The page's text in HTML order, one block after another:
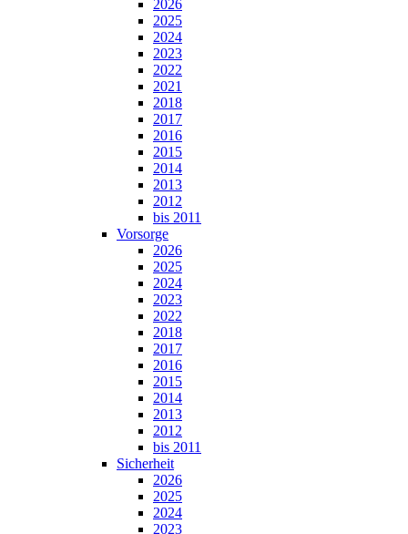
2026
2025
2024
2023
2022
2021
2018
2017
2016
2015
2014
2013
2012
bis 2011
Vorsorge
2026
2025
2024
2023
2022
2018
2017
2016
2015
2014
2013
2012
bis 2011
Sicherheit
2026
2025
2024
2023